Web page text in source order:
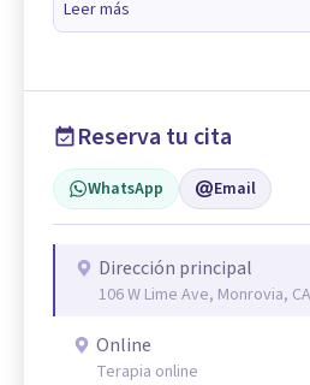
Leer más
Reserva tu cita
WhatsApp Email
Dirección principal
106 W Lime Ave, Monrovia,
Online
Terapia online